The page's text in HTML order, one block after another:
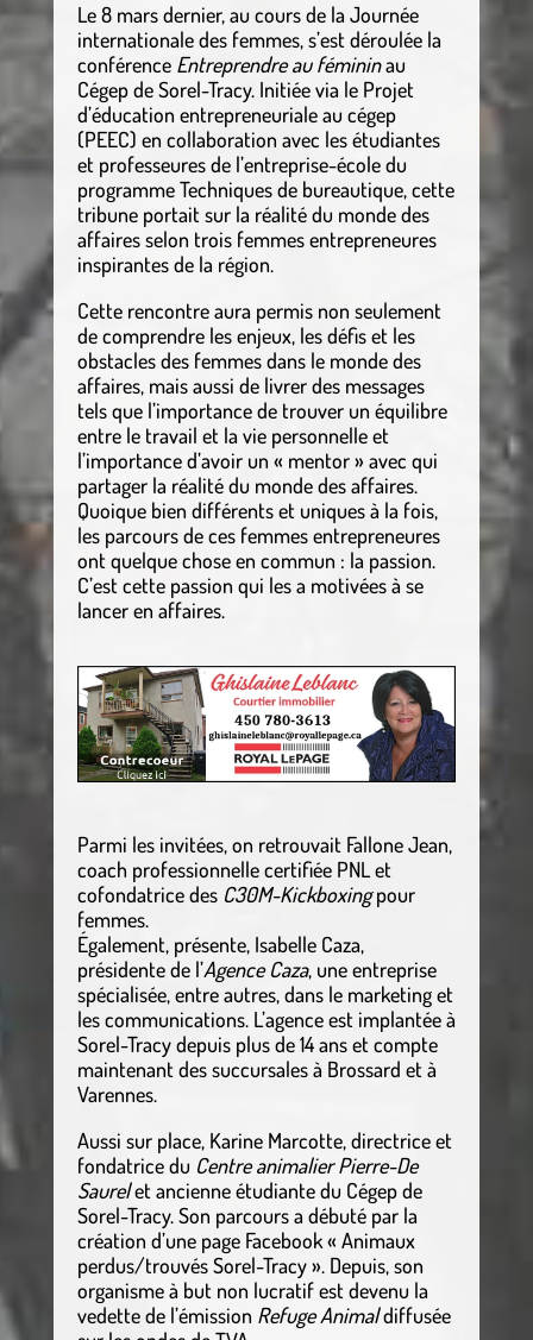
Le 8 mars dernier, au cours de la Journée
internationale des femmes, s’est déroulée la
conférence Entreprendre au fémininau
Cégep de Sorel-Tracy. Initiée via le Projet
d’éducation entrepreneuriale au cégep
(PEEC) en collaboration avec les étudiantes
et professeures de l’entreprise-école du
programme Techniques de bureautique, cette
tribune portait sur la réalité du monde des
affaires selon trois femmes entrepreneures
inspirantes de la région.
Cette rencontre aura permis non seulement
de comprendre les enjeux, les défis et les
obstacles des femmes dans le monde des
affaires, mais aussi de livrer des messages
tels que l’importance de trouver un équilibre
entre le travail et la vie personnelle et
l’importance d’avoir un « mentor » avec qui
partager la réalité du monde des affaires.
Quoique bien différents et uniques à la fois,
les parcours de ces femmes entrepreneures
ont quelque chose en commun : la passion.
C’est cette passion qui les a motivées à se
lancer en affaires.
Parmi les invitées, on retrouvait Fallone Jean,
coach professionnelle certifiée PNL et
cofondatrice des C30M-Kickboxingpour
femmes.
Également, présente, Isabelle Caza,
présidente de l’Agence Caza, une entreprise
spécialisée, entre autres, dans le marketing et
les communications. L’agence est implantée à
Sorel-Tracy depuis plus de 14 ans et compte
maintenant des succursales à Brossard et à
Varennes.
Aussi sur place, Karine Marcotte, directrice et
fondatrice du Centre animalier Pierre-De
Saurelet ancienne étudiante du Cégep de
Sorel-Tracy. Son parcours a débuté par la
création d’une page Facebook « Animaux
perdus/trouvés Sorel-Tracy ». Depuis, son
organisme à but non lucratif est devenu la
vedette de l’émission Refuge Animaldiffusée